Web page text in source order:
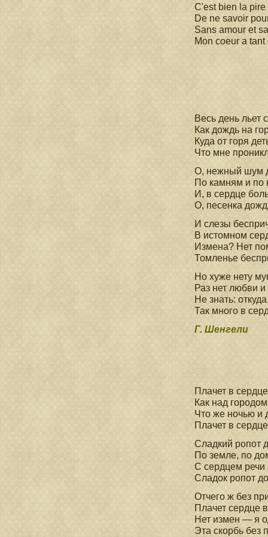
C'est bien la pire
De ne savoir
Sans amour et
Mon coeur a
Весь день льет
Как дождь на
Куда от горя
Что мне
О, нежный шум
По камням и
И, в сердце
О, песенка
И слезы
В истомном
Измена? Нет
Томленье
Но хуже нету
Раз нет любви
Не знать:
Так много в
Г. Шенгели
Плачет в
Как над
Что же ночью и
Плачет в
Сладкий ропот
По земле, по
С сердцем речи
Сладок ропот
Отчего ж без
Плачет сердце
Нет измен — я
Эта скорбь без